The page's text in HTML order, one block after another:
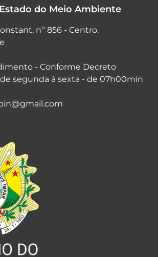
do Meio Ambiente
nº 856 - Centro.
- Conforme Decreto
segunda à sexta - de 07h00min